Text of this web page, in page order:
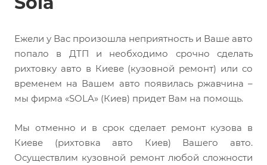
Ежели у Вас произошла неприятность и Ваше авто
попало в ДТП и необходимо срочно сделать
рихтовку авто в Киеве (кузовной ремонт) или со
временем на Вашем авто появилась ржавчина –
мы фирма «SOLA» (Киев) придет Вам на помощь.
Мы отменно и в срок сделает ремонт кузова в
Киеве (рихтовка авто Киев) Вашего авто.
Осуществлим кузовной ремонт любой сложности